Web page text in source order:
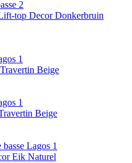
top Decor Donkerbruin
Beige
Beige
Eik Naturel